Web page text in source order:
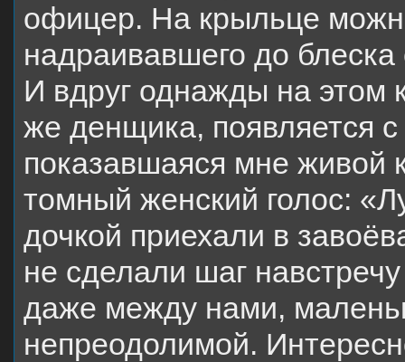
офицер. На крыльце
надраивавшего до
И вдруг однажды на этом
же денщика, появляется
показавшаяся мне живой
томный женский голос:
дочкой приехали в
не сделали шаг
даже между нами,
непреодолимой.